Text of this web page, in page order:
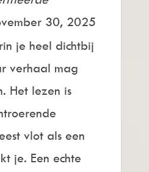
30, 2025
je heel dichtbij
verhaal mag
Het lezen is
vlot als een
je. Een echte